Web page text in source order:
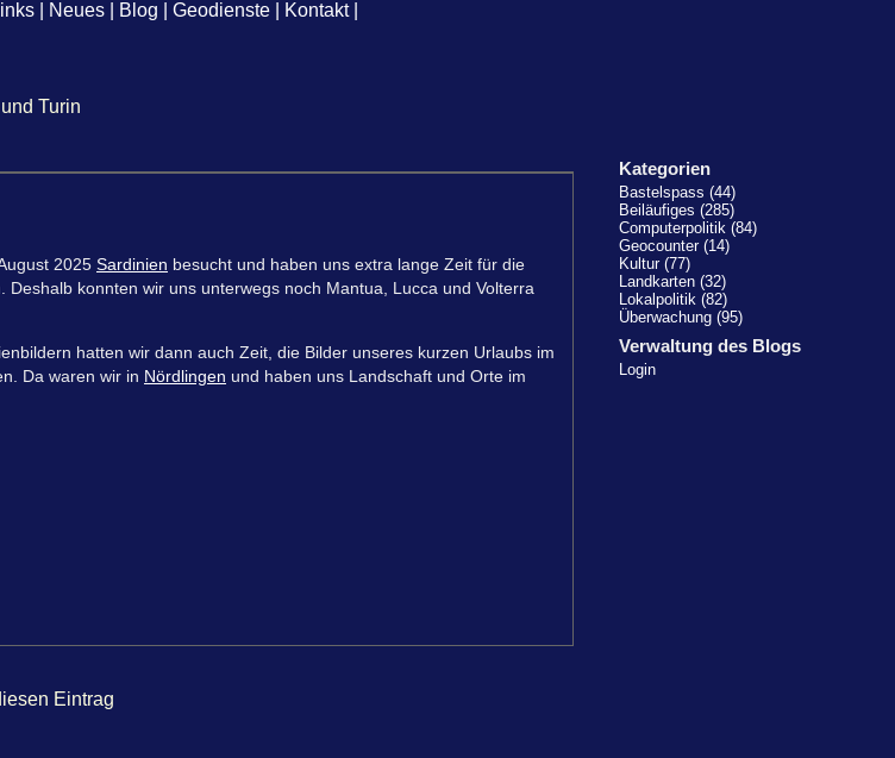
Neues Blog Geodienste Kontakt|
Turin
2025 Sardinien besucht und haben uns extra lange Zeit für die
Deshalb konnten wir uns unterwegs noch Mantua, Lucca und Volterra
hatten wir dann auch Zeit, die Bilder unseres kurzen Urlaubs im
Da waren wir in Nördlingen und haben uns Landschaft und Orte im
Eintrag
Kategorien
Bastelspass (44)
Beiläufiges (285)
Computerpolitik (84)
Geocounter (14)
Kultur (77)
Landkarten (32)
Lokalpolitik (82)
Überwachung (95)
Verwaltung des Blogs
Login